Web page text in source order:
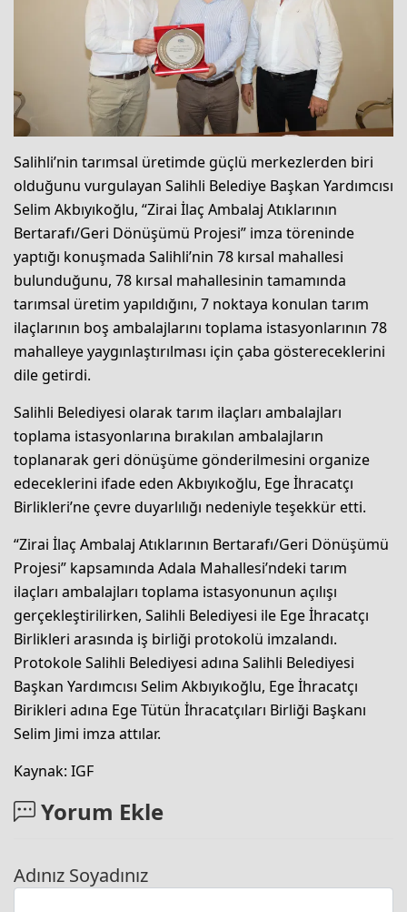
Salihli’nin tarımsal üretimde güçlü merkezlerden biri
olduğunu vurgulayan Salihli Belediye Başkan Yardımcısı
Selim Akbıyıkoğlu, “Zirai İlaç Ambalaj Atıklarının
Bertarafı/Geri Dönüşümü Projesi” imza töreninde
yaptığı konuşmada Salihli’nin 78 kırsal mahallesi
bulunduğunu, 78 kırsal mahallesinin tamamında
tarımsal üretim yapıldığını, 7 noktaya konulan tarım
ilaçlarının boş ambalajlarını toplama istasyonlarının 78
mahalleye yaygınlaştırılması için çaba göstereceklerini
dile getirdi.
Salihli Belediyesi olarak tarım ilaçları ambalajları
toplama istasyonlarına bırakılan ambalajların
toplanarak geri dönüşüme gönderilmesini organize
edeceklerini ifade eden Akbıyıkoğlu, Ege İhracatçı
Birlikleri’ne çevre duyarlılığı nedeniyle teşekkür etti.
“Zirai İlaç Ambalaj Atıklarının Bertarafı/Geri Dönüşümü
Projesi” kapsamında Adala Mahallesi’ndeki tarım
ilaçları ambalajları toplama istasyonunun açılışı
gerçekleştirilirken, Salihli Belediyesi ile Ege İhracatçı
Birlikleri arasında iş birliği protokolü imzalandı.
Protokole Salihli Belediyesi adına Salihli Belediyesi
Başkan Yardımcısı Selim Akbıyıkoğlu, Ege İhracatçı
Birikleri adına Ege Tütün İhracatçıları Birliği Başkanı
Selim Jimi imza attılar.
Kaynak: IGF
Yorum Ekle
Adınız Soyadınız